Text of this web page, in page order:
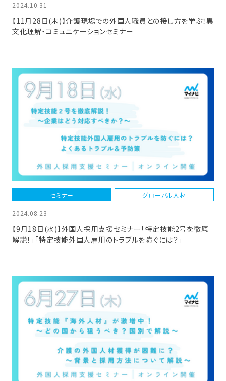
2024.10.31
【11月28日(木)】介護現場での外国人職員との接し方を学ぶ！異
文化理解・コミュニケーションセミナー
セミナー グローバル人材
2024.08.23
【9月18日(水)】外国人採用支援セミナー「特定技能2号を徹底
解説！」「特定技能外国人雇用のトラブルを防ぐには？」